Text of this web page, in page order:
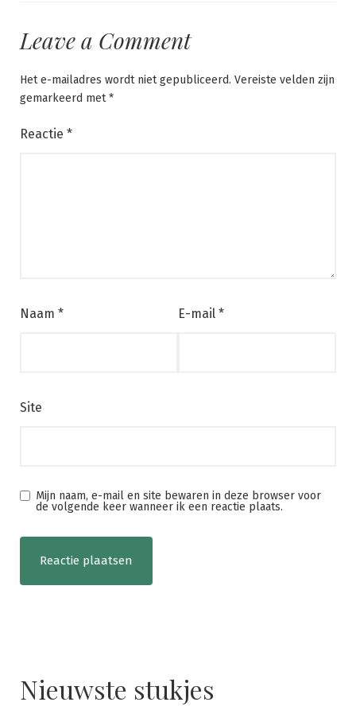
Leave a Comment
Het e-mailadres wordt niet gepubliceerd. Vereiste velden zijn
gemarkeerd met*
Reactie *
Naam * E-mail *
Site
Mijn naam, e-mail en site bewaren in deze browser voor
de volgende keer wanneer ik een reactie plaats.
Nieuwste stukjes